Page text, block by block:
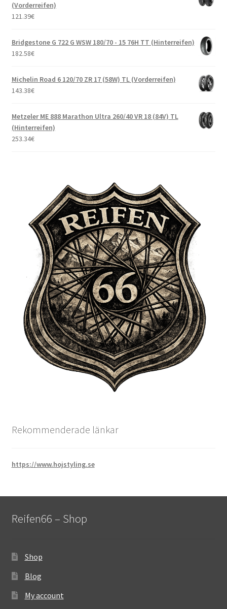
(Vorderreifen)
121.39€
Bridgestone G 722 G WSW 180/70 - 15 76H TT (Hinterreifen)
182.58€
Michelin Road 6 120/70 ZR 17 (58W) TL (Vorderreifen)
143.38€
Metzeler ME 888 Marathon Ultra 260/40 VR 18 (84V) TL
(Hinterreifen)
253.34€
Rekommenderade länkar
https://www.hojstyling.se
Reifen66 – Shop
Shop
Blog
My account